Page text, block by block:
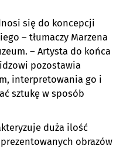
się do koncepcji
– tłumaczy Marzena
– Artysta do końca
pozostawia
interpretowania go i
sztukę w sposób
duża ilość
prezentowanych obrazów